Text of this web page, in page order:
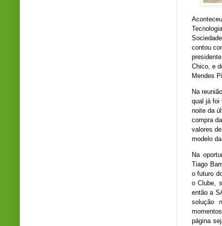
contou
Chico, e
Mendes
Na
qual já foi
noite da
compra
valores
modelo
Na
Tiago
o futuro
o Clube,
então a
solução
página